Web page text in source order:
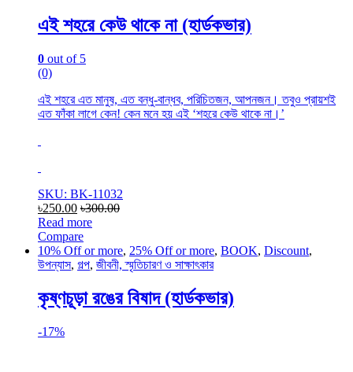
এই শহরে কেউ থাকে না (হার্ডকভার)
0 out of 5
(0)
এই শহরে এত মানুষ, এত বন্ধু-বান্ধব, পরিচিতজন, আপনজন। তবুও প্রায়শই
এত ফাঁকা লাগে কেন! কেন মনে হয় এই ‘শহরে কেউ থাকে না।’
SKU: BK-11032
৳250.00 ৳300.00
Read more
Compare
10% Off or more, 25% Off or more, BOOK, Discount,
উপন্যাস, গল্প, জীবনী, স্মৃতিচারণ ও সাক্ষাৎকার
কৃষ্ণচূড়া রঙের বিষাদ (হার্ডকভার)
-17%